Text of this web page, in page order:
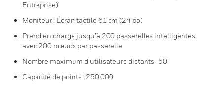
Entreprise)
Moniteur : Écran tactile 61 cm (24 po)
Prend en charge jusqu’à 200 passerelles intelligentes,
avec 200 nœuds par passerelle
Nombre maximum d’utilisateurs distants : 50
Capacité de points : 250 000